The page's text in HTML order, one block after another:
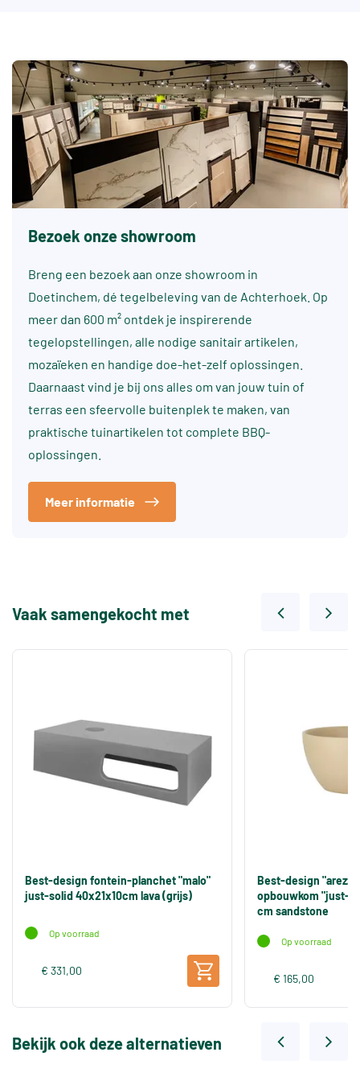
Bezoek onze showroom
Breng een bezoek aan onze showroom in
Doetinchem, dé tegelbeleving van de Achterhoek. Op
meer dan 600 m² ontdek je inspirerende
tegelopstellingen, alle nodige sanitair artikelen,
mozaïeken en handige doe-het-zelf oplossingen.
Daarnaast vind je bij ons alles om van jouw tuin of
terras een sfeervolle buitenplek te maken, van
praktische tuinartikelen tot complete BBQ-
oplossingen.
Meer informatie
Vaak samengekocht met
Best-design fontein-planchet "malo"
just-solid 40x21x10cm lava (grijs)
Op voorraad
€ 331,00
Best-design
opbouwkom "just-
cm sandstone
Op voorraad
€ 165,00
Bekijk ook deze alternatieven